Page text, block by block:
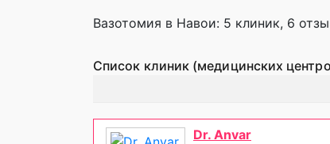
Вазотомия в Навои: 5 клиник, 6
Список клиник (медицинских
Dr. Anvar